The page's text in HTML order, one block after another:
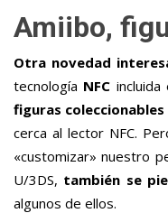
Amiibo,
Otra novedad
tecnología NFC
figuras
cerca al lector NFC.
«customizar» nuestro
U/3DS, también se
algunos de ellos.